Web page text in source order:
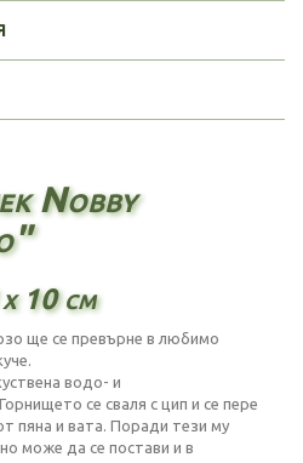
Nobby
10 см
ще се превърне в любимо
водо- и
се сваля с цип и се пере
пяна и вата. Поради тези му
може да се постави и в